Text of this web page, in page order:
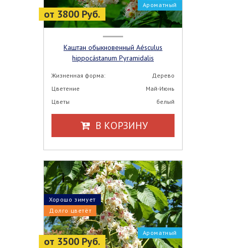
от 3800 Руб.
Ароматный
Каштан обыкновенный Aésculus
hippocástanum Pyramidalis
Жизненная форма:
Дерево
Цветение
Май-Июнь
Цветы
белый
В КОРЗИНУ
от 3500 Руб.
Ароматный
Долго цветёт
Хорошо зимует